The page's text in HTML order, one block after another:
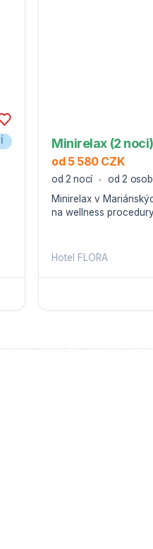
Minirelax (2 noci)
od 5 580 CZK
od 2 nocí od 2 osob
Minirelax v
na wellness procedury
Hotel FLORA